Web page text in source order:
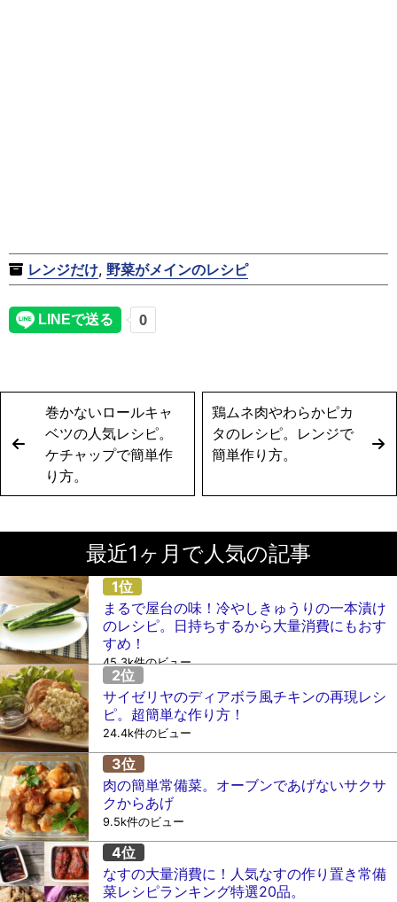
レンジだけ, 野菜がメインのレシピ
巻かないロールキャ
ベツの人気レシピ。
ケチャップで簡単作
り方。
鶏ムネ肉やわらかピカ
タのレシピ。レンジで
簡単作り方。
最近1ヶ月で人気の記事
まるで屋台の味！冷やしきゅうりの一本漬け
のレシピ。日持ちするから大量消費にもおす
すめ！
45.3k件のビュー
サイゼリヤのディアボラ風チキンの再現レシ
ピ。超簡単な作り方！
24.4k件のビュー
肉の簡単常備菜。オーブンであげないサクサ
クからあげ
9.5k件のビュー
なすの大量消費に！人気なすの作り置き常備
菜レシピランキング特選20品。